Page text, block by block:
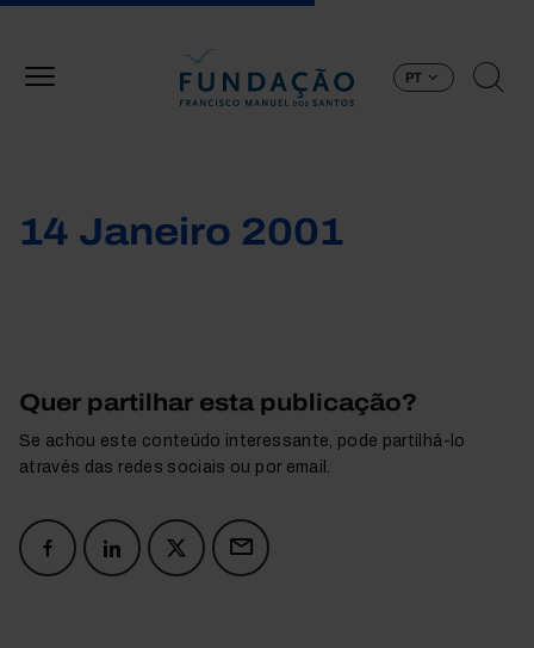
PT
14 Janeiro 2001
Quer partilhar esta publicação?
Se achou este conteúdo interessante, pode partilhá-lo
através das redes sociais ou por email.